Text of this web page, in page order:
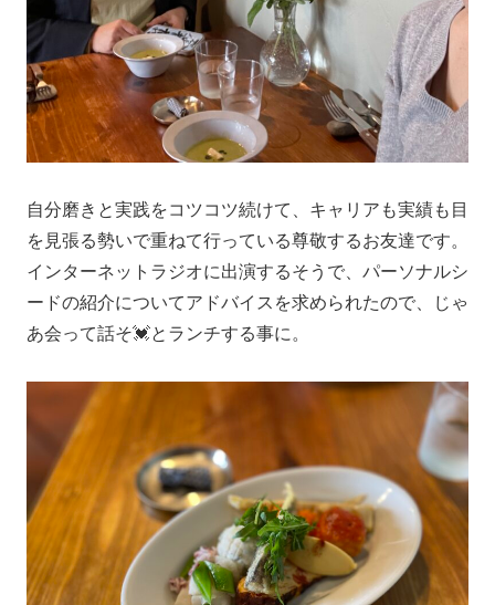
自分磨きと実践をコツコツ続けて、キャリアも実績も目
を見張る勢いで重ねて行っている尊敬するお友達です。
インターネットラジオに出演するそうで、パーソナルシ
ードの紹介についてアドバイスを求められたので、じゃ
あ会って話そ💓とランチする事に。